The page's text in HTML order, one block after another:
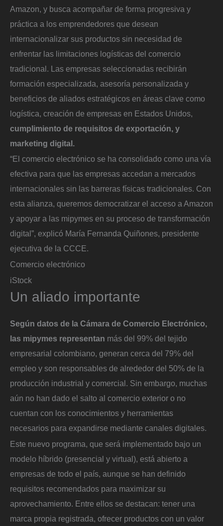
Amazon, y busca acompañar de forma progresiva y
práctica a los emprendedores que desean
internacionalizar sus productos sin necesidad de
enfrentar las limitaciones logísticas del comercio
tradicional. Las empresas seleccionadas recibirán
formación especializada, asesoría personalizada y
beneficios de aliados estratégicos en áreas clave como
logística, creación de empresas en Estados Unidos,
cumplimiento de requisitos de exportación, y
marketing digital.
“El comercio electrónico se ha consolidado como una vía
efectiva para que las empresas accedan a mercados
internacionales sin las barreras físicas tradicionales. Con
esta alianza, queremos democratizar el acceso a Amazon
y apoyar a las mipymes en su proceso de transformación
digital”, explicó María Fernanda Quiñones, presidente
ejecutiva de la CCCE.
Comercio electrónico
iStock
Un aliado importante
Según datos de la Cámara de Comercio Electrónico,
las mipymes representan más del 99% del tejido
empresarial colombiano, generan cerca del 79% del
empleo y son responsables de alrededor del 50% de la
producción industrial y comercial. Sin embargo, muchas
aún no han dado el salto al comercio exterior o no
cuentan con los conocimientos y herramientas
necesarios para expandirse mediante canales digitales.
Este nuevo programa, que será implementado bajo un
modelo híbrido (presencial y virtual), está abierto a
empresas de todo el país, aunque se han definido
requisitos recomendados para maximizar su
aprovechamiento. Entre ellos se destacan: tener una
marca propia registrada, ofrecer productos con un valor